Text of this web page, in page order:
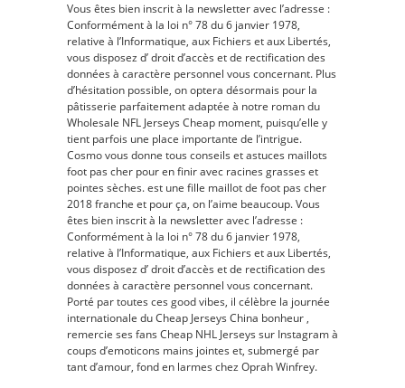
Vous êtes bien inscrit à la newsletter avec l’adresse :
Conformément à la loi n° 78 du 6 janvier 1978,
relative à l’Informatique, aux Fichiers et aux Libertés,
vous disposez d’ droit d’accès et de rectification des
données à caractère personnel vous concernant. Plus
d’hésitation possible, on optera désormais pour la
pâtisserie parfaitement adaptée à notre roman du
Wholesale NFL Jerseys Cheap moment, puisqu’elle y
tient parfois une place importante de l’intrigue.
Cosmo vous donne tous conseils et astuces maillots
foot pas cher pour en finir avec racines grasses et
pointes sèches. est une fille maillot de foot pas cher
2018 franche et pour ça, on l’aime beaucoup. Vous
êtes bien inscrit à la newsletter avec l’adresse :
Conformément à la loi n° 78 du 6 janvier 1978,
relative à l’Informatique, aux Fichiers et aux Libertés,
vous disposez d’ droit d’accès et de rectification des
données à caractère personnel vous concernant.
Porté par toutes ces good vibes, il célèbre la journée
internationale du Cheap Jerseys China bonheur ,
remercie ses fans Cheap NHL Jerseys sur Instagram à
coups d’emoticons mains jointes et, submergé par
tant d’amour, fond en larmes chez Oprah Winfrey.